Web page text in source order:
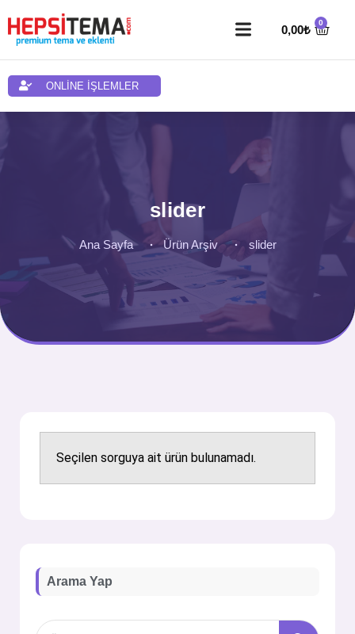
0,00₺
ONLİNE İŞLEMLER
slider
Ana Sayfa Ürün Arşiv slider
Arama Yap
Seçilen sorguya ait ürün bulunamadı.